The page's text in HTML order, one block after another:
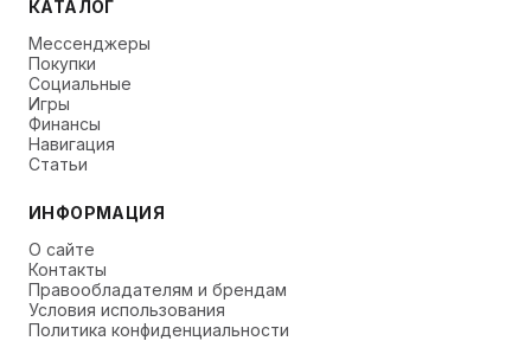
КАТАЛОГ
Мессенджеры
Покупки
Социальные
Игры
Финансы
Навигация
Статьи
ИНФОРМАЦИЯ
О сайте
Контакты
Правообладателям и брендам
Условия использования
Политика конфиденциальности